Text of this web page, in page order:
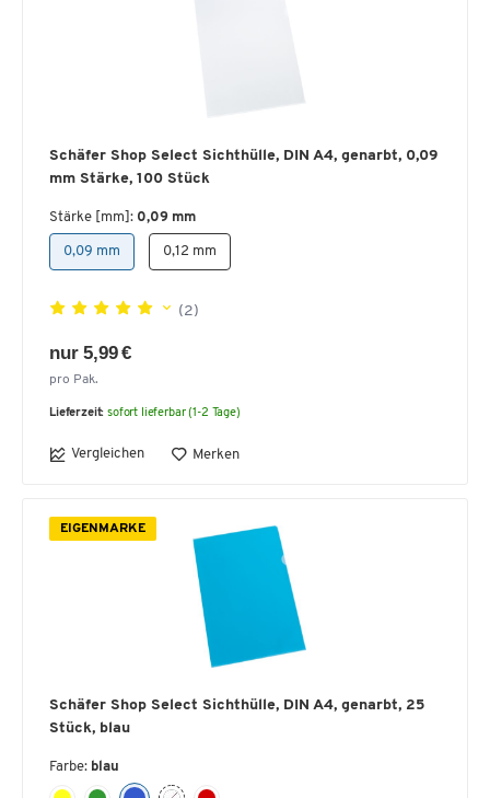
Schäfer Shop Select Sichthülle, DIN A4, genarbt, 0,09
mm Stärke, 100 Stück
Stärke [mm]: 0,09 mm
0,09 mm 0,12 mm
(2)
nur 5,99 €
pro Pak.
Lieferzeit: sofort lieferbar (1-2 Tage)
Vergleichen Merken
EIGENMARKE
Schäfer Shop Select Sichthülle, DIN A4, genarbt, 25
Stück, blau
Farbe: blau